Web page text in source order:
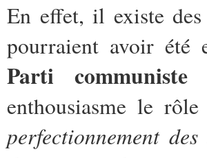
En effet, il existe
pourraient avoir été
Parti communiste
enthousiasme le
perfectionnement